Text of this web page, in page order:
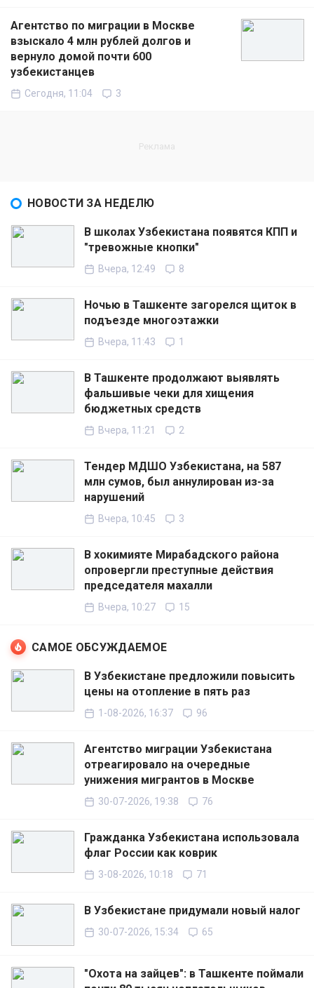
Агентство по миграции в Москве
взыскало 4 млн рублей долгов и
вернуло домой почти 600
узбекистанцев
Сегодня, 11:04 3
НОВОСТИ ЗА НЕДЕЛЮ
В школах Узбекистана появятся КПП и
"тревожные кнопки"
Вчера, 12:49 8
Ночью в Ташкенте загорелся щиток в
подъезде многоэтажки
Вчера, 11:43 1
В Ташкенте продолжают выявлять
фальшивые чеки для хищения
бюджетных средств
Вчера, 11:21 2
Тендер МДШО Узбекистана, на 587
млн сумов, был аннулирован из-за
нарушений
Вчера, 10:45 3
В хокимияте Мирабадского района
опровергли преступные действия
председателя махалли
Вчера, 10:27 15
САМОЕ ОБСУЖДАЕМОЕ
В Узбекистане предложили повысить
цены на отопление в пять раз
1-08-2026, 16:37 96
Агентство миграции Узбекистана
отреагировало на очередные
унижения мигрантов в Москве
30-07-2026, 19:38 76
Гражданка Узбекистана использовала
флаг России как коврик
3-08-2026, 10:18 71
В Узбекистане придумали новый налог
30-07-2026, 15:34 65
"Охота на зайцев": в Ташкенте поймали